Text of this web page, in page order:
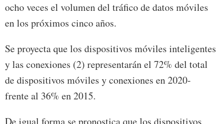
ocho veces el volumen del tráfico de datos móviles
en los próximos cinco años.
Se proyecta que los dispositivos móviles inteligentes
y las conexiones (2) representarán el 72% del total
de dispositivos móviles y conexiones en 2020-
frente al 36% en 2015.